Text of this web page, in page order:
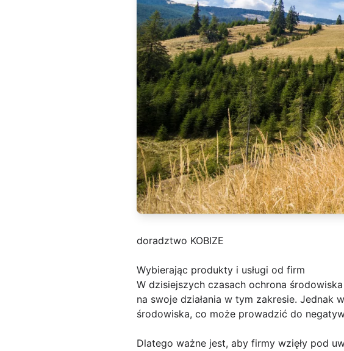
doradztwo KOBIZE
Wybierając produkty i usługi od firm
W dzisiejszych czasach ochrona
na swoje działania w tym zakresie. Jednak
środowiska, co może prowadzić do
Dlatego ważne jest, aby firmy wzięły pod